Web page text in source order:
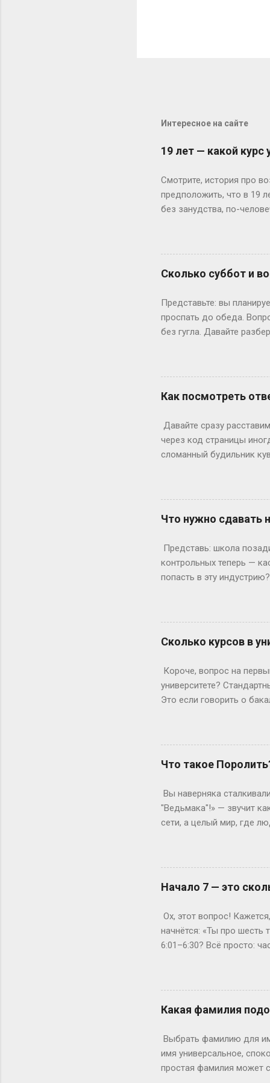
Интересное на сайте
19 лет — какой курс
Смотрите, история про
предположить, что в 19
без занудства, по-
не туда. Вот Сергей из
одноклассники уже на
штурмует лекции по
школе — представьте,
вносит коррективы.
Сколько суббот и
Представьте: вы
проспать до обеда.
без гугла. Давайте
остатке. То есть
лишний день?» Всё
понедельник, то
366 дней делим на 7 —
Выходных будет по 53. Но
Как посмотреть
Давайте сразу
через код страницы
сломанный будильник
страницы
ключевое «однако»,
инспектор. Где же тогда
Раньше, в эпоху
Данные теперь
рамка для картины. Саму
Что нужно сдавать
Представь: школа
контрольных теперь —
попасть в эту
а закончила 9 классов.
позволяет бегать по
формальности.
быть высокой, худой и
весишь 55 кг — окей, но
Сколько курсов в
Короче, вопрос на
университете?
Это если говорить о
человечески. Классика
Сколько он будет
второй – уже с опытом,
стандартная программа
будущие врачи,
Что такое
Вы наверняка
"Ведьмака"!» — звучит
сети, а целый мир, где
ролевая кухня Слово
ролевиков. Если раньше
они перекочевали в
когда даже
постороннего), нужно
Начало 7 — это
Ох, этот вопрос!
начнётся: «Ты про шесть
6:01–6:30? Всё просто:
седьмого», а вы уже с
Кто-то считает началом
прошли, а первые кадры
«в начале седьмого», а
опоздал!» Пример из
6:15 — чтобы успеть на ...
Какая фамилия
Выбрать фамилию для
имя универсальное,
простая фамилия может